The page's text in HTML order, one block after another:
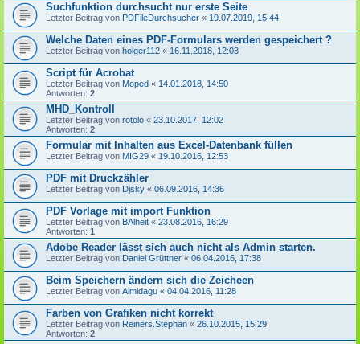
Suchfunktion durchsucht nur erste Seite
Letzter Beitrag von PDFileDurchsucher « 19.07.2019, 15:44
Welche Daten eines PDF-Formulars werden gespeichert ?
Letzter Beitrag von holger112 « 16.11.2018, 12:03
Script für Acrobat
Letzter Beitrag von Moped « 14.01.2018, 14:50
Antworten: 2
MHD_Kontroll
Letzter Beitrag von rotolo « 23.10.2017, 12:02
Antworten: 2
Formular mit Inhalten aus Excel-Datenbank füllen
Letzter Beitrag von MIG29 « 19.10.2016, 12:53
PDF mit Druckzähler
Letzter Beitrag von Djsky « 06.09.2016, 14:36
PDF Vorlage mit import Funktion
Letzter Beitrag von BAlheit « 23.08.2016, 16:29
Antworten: 1
Adobe Reader lässt sich auch nicht als Admin starten.
Letzter Beitrag von Daniel Grüttner « 06.04.2016, 17:38
Beim Speichern ändern sich die Zeicheen
Letzter Beitrag von Almidagu « 04.04.2016, 11:28
Farben von Grafiken nicht korrekt
Letzter Beitrag von Reiners.Stephan « 26.10.2015, 15:29
Antworten: 2